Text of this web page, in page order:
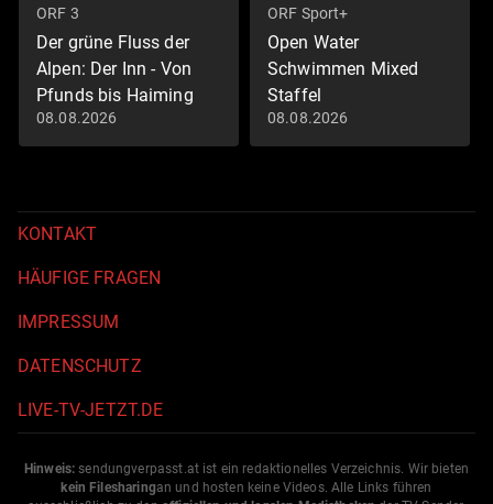
ORF 3
Der grüne Fluss der
Alpen: Der Inn - Von
Pfunds bis Haiming
Land der Berge
08.08.2026
ORF Sport+
Open Water
Schwimmen Mixed
Staffel
Schwimm-EM 2026
08.08.2026
KONTAKT
HÄUFIGE FRAGEN
IMPRESSUM
DATENSCHUTZ
LIVE-TV-JETZT.DE
Hinweis: sendungverpasst.at ist ein redaktionelles Verzeichnis. Wir bieten
kein Filesharingan und hosten keine Videos. Alle Links führen